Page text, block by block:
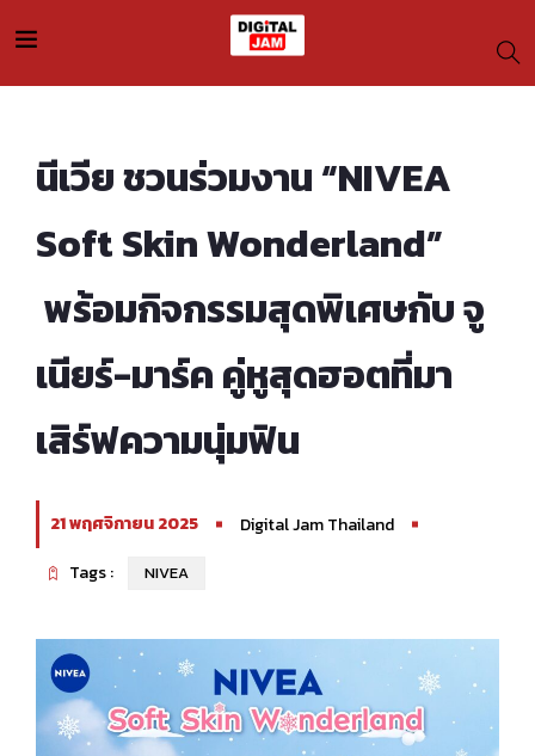
นีเวีย ชวนร่วมงาน “NIVEA
Soft Skin Wonderland”
พร้อมกิจกรรมสุดพิเศษกับ จู
เนียร์-มาร์ค คู่หูสุดฮอตที่มา
เสิร์ฟความนุ่มฟิน
21 พฤศจิกายน 2025
Digital Jam Thailand
Tags :
NIVEA